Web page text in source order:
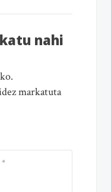
nahi
markatuta